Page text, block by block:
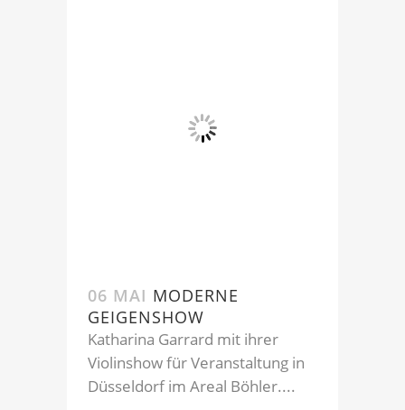
06 MAI MODERNE
GEIGENSHOW
Katharina Garrard mit ihrer
Violinshow für Veranstaltung in
Düsseldorf im Areal Böhler....